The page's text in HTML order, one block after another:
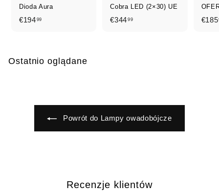
Dioda Aura
€194 99€
,
Cobra LED (2×30) UE
€344 99€
€185
Ostatnio oglądane
Powrót do Lampy owadobójcze
Recenzje klientów